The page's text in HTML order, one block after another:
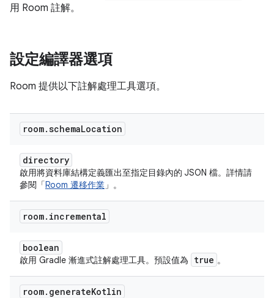
用 Room 註解。
設定編譯器選項
Room 提供以下註解處理工具選項。
room.schemaLocation
directory
啟用將資料庫結構定義匯出至指定目錄內的 JSON 檔。詳情請
參閱「Room 遷移作業 」。
room. incremental
boolean
啟用 Gradle 漸進式註解處理工具。預設值為 true 。
room. generateKotlin